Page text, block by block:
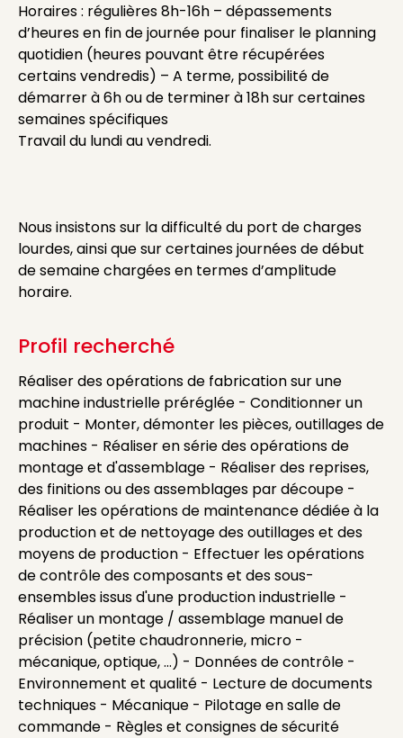
Horaires : régulières 8h-16h – dépassements
d’heures en fin de journée pour finaliser le planning
quotidien (heures pouvant être récupérées
certains vendredis) – A terme, possibilité de
démarrer à 6h ou de terminer à 18h sur certaines
semaines spécifiques
Travail du lundi au vendredi.
Nous insistons sur la difficulté du port de charges
lourdes, ainsi que sur certaines journées de début
de semaine chargées en termes d’amplitude
horaire.
Profil recherché
Réaliser des opérations de fabrication sur une
machine industrielle préréglée - Conditionner un
produit - Monter, démonter les pièces, outillages de
machines - Réaliser en série des opérations de
montage et d'assemblage - Réaliser des reprises,
des finitions ou des assemblages par découpe -
Réaliser les opérations de maintenance dédiée à la
production et de nettoyage des outillages et des
moyens de production - Effectuer les opérations
de contrôle des composants et des sous-
ensembles issus d'une production industrielle -
Réaliser un montage / assemblage manuel de
précision (petite chaudronnerie, micro -
mécanique, optique, ...) - Données de contrôle -
Environnement et qualité - Lecture de documents
techniques - Mécanique - Pilotage en salle de
commande - Règles et consignes de sécurité